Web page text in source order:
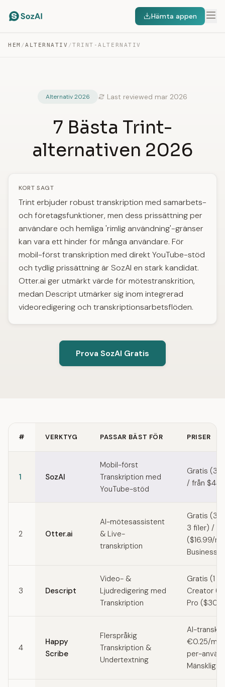
Hämta appen
HEM /ALTERNATIV /TRINT-ALTERNATIV
Alternativ 2026 Last reviewed mar 2026
7 Bästa Trint-
alternativen 2026
KORT SAGT
Trint erbjuder robust transkription med samarbets-
och företagsfunktioner, men dess prissättning per
användare och hemliga 'rimlig användning'-gränser
kan vara ett hinder för många användare. För
mobil-först transkription med direkt YouTube-stöd
och tydlig prissättning är SozAI en stark kandidat.
Otter.ai ger utmärkt värde för mötestranskrition,
medan Descript utmärker sig inom integrerad
videoredigering och transkriptionsarbetsflöden.
Prova SozAI Gratis
# VERKTYG PASSAR BÄST FÖR PRISER
1 SozAI
Mobil-först
Transkription med
YouTube-stöd
Gratis (30
/ från
2 Otter.ai
AI-mötesassistent
& Live-
transkription
Gratis (30
3 filer) /
($16.99/
Business
3 Descript
Video- &
Ljudredigering med
Transkription
Gratis (1
Creator
Pro ($30/
4
Happy
Scribe
Flerspråkig
Transkription &
Undertextning
AI-
€0.25/
per-
Mänsklig: